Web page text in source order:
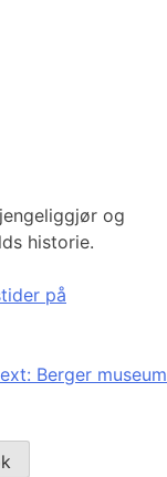
og
historie.
på
Berger museum